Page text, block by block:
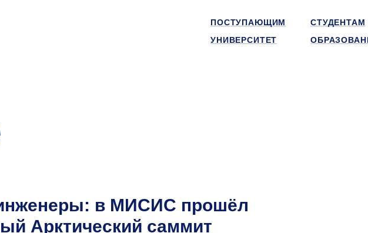
ПОСТУПАЮЩИМ
СТУДЕНТАМ
УНИВЕРСИТЕТ
в МИСИС прошёл
Арктический саммит